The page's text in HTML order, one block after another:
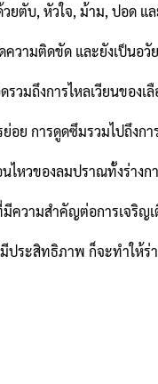
ยตับ, หัวใจ, ม้าม, ปอด
วามติดขัด และยังเป็นอวั
รวมถึงการไหลเวียนขอ
ย การดูดซึมรวมไปถึงก
หวของลมปราณทั้งร่างก
ความสำคัญต่อการเจริญ
ประสิทธิภาพ ก็จะทำให้